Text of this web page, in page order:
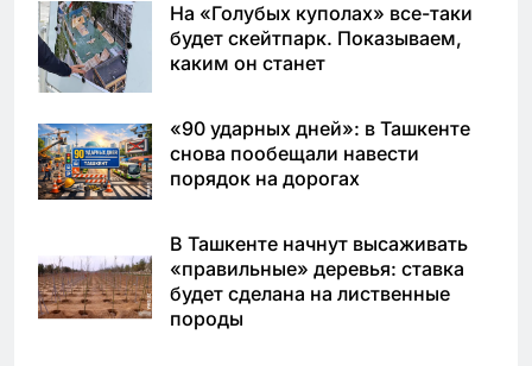
На «Голубых куполах» все-таки
будет скейтпарк. Показываем,
каким он станет
«90 ударных дней»: в Ташкенте
снова пообещали навести
порядок на дорогах
В Ташкенте начнут высаживать
«правильные» деревья: ставка
будет сделана на лиственные
породы